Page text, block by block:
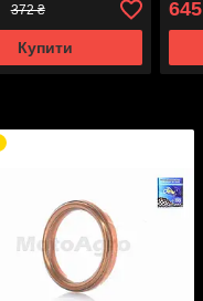
372 ₴
Купити
645